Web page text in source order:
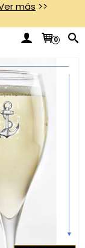
más >>
0